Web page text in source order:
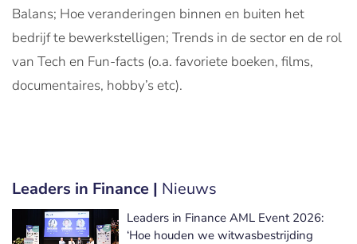
Balans; Hoe veranderingen binnen en buiten het
bedrijf te bewerkstelligen; Trends in de sector en de rol
van Tech en Fun-facts (o.a. favoriete boeken, films,
documentaires, hobby’s etc).
Leaders in Finance | Nieuws
Leaders in Finance AML Event 2026:
‘Hoe houden we witwasbestrijding